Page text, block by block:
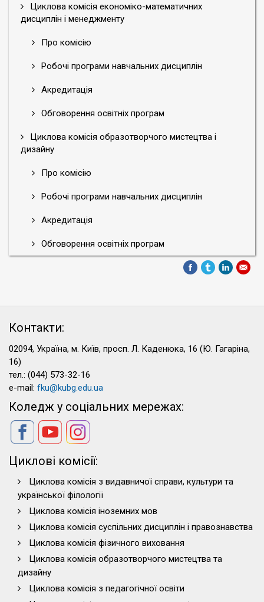
Циклова комісія економіко-математичних
дисциплін і менеджменту
Про комісію
Робочі програми навчальних дисциплін
Акредитація
Обговорення освітніх програм
Циклова комісія образотворчого мистецтва і
дизайну
Про комісію
Робочі програми навчальних дисциплін
Акредитація
Обговорення освітніх програм
Контакти:
02094, Україна, м. Київ, просп. Л. Каденюка, 16 (Ю. Гагаріна,
16)
тел.: (044) 573-32-16
e-mail: fku@kubg.edu.ua
Коледж у соціальних мережах:
Циклові комісії:
Циклова комісія з видавничої справи, культури та
української філології
Циклова комісія іноземних мов
Циклова комісія суспільних дисциплін і правознавства
Циклова комісія фізичного виховання
Циклова комісія образотворчого мистецтва та
дизайну
Циклова комісія з педагогічної освіти